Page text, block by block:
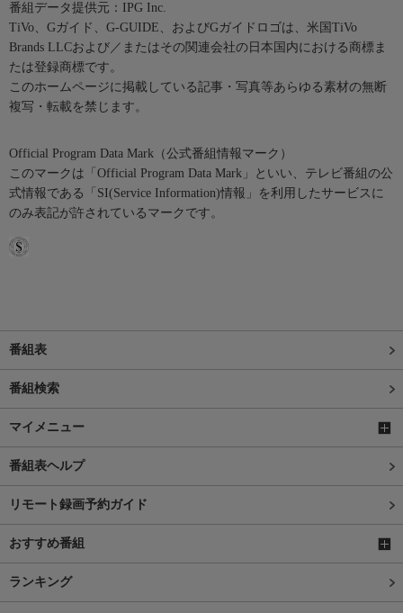
番組データ提供元：IPG Inc.
TiVo、Gガイド、G-GUIDE、およびGガイドロゴは、米国TiVo
Brands LLCおよび／またはその関連会社の日本国内における商標ま
たは登録商標です。
このホームページに掲載している記事・写真等あらゆる素材の無断
複写・転載を禁じます。
Official Program Data Mark（公式番組情報マーク）
このマークは「Official Program Data Mark」といい、テレビ番組の公
式情報である「SI(Service Information)情報」を利用したサービスに
のみ表記が許されているマークです。
番組表
番組検索
マイメニュー
番組表ヘルプ
リモート録画予約ガイド
おすすめ番組
ランキング